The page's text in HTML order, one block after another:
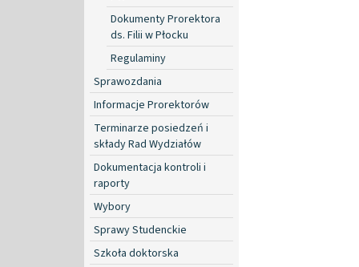
Dokumenty Prorektora
ds. Filii w Płocku
Regulaminy
Sprawozdania
Informacje Prorektorów
Terminarze posiedzeń i
składy Rad Wydziałów
Dokumentacja kontroli i
raporty
Wybory
Sprawy Studenckie
Szkoła doktorska